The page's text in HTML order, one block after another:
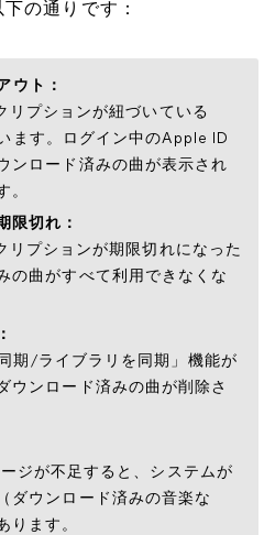
の通りです：
ウト：
プションが紐づいている
ます。ログイン中のApple ID
ンロード済みの曲が表示され
。
限切れ：
プションが期限切れになった
の曲がすべて利用できなくな
期/ライブラリを同期」機能が
ウンロード済みの曲が削除さ
ジが不足すると、システムが
ダウンロード済みの音楽な
ります。